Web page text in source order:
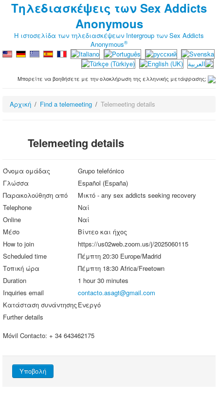
Τηλεδιασκέψεις των Sex Addicts
Anonymous
Η ιστοσελίδα των τηλεδιασκέψεων Intergroup των Sex Addicts
Anonymous®
Μπορείτε να βοηθήσετε με την ολοκλήρωση της ελληνικής μετάφρασης;
Αρχική Find a telemeeting Telemeeting details
Telemeeting details
Όνομα ομάδας
Grupo telefónico
Γλώσσα
Español (España)
Παρακολούθηση από
Μικτό - any sex addicts seeking recovery
Telephone
Ναί
Online
Ναί
Μέσο
Βίντεο και ήχος
How to join
https://us02web.zoom.us/j/2025060115
Scheduled time
Πέμπτη 20:30 Europe/Madrid
Τοπική ώρα
Πέμπτη 18:30 Africa/Freetown
Duration
1 hour 30 minutes
Inquiries email
contacto.asagt@gmail.com
Κατάσταση συνάντησης Ενεργό
Further details
Móvil Contacto: + 34 643462175
Υποβολή